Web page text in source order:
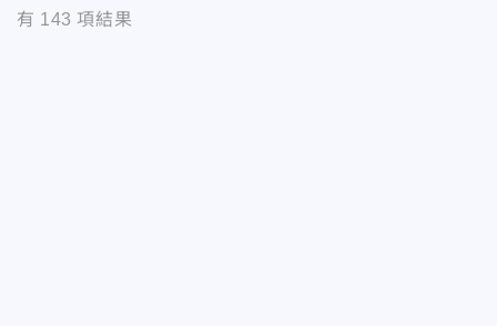
有 143 項結果